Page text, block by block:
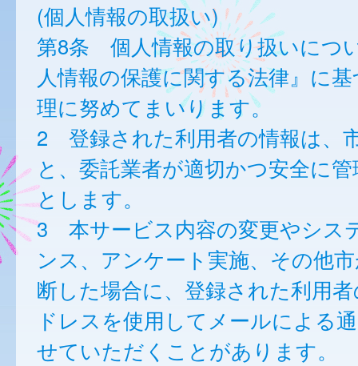
(個人情報の取扱い)
第8条 個人情報の取り扱いにつ
人情報の保護に関する法律』に
理に努めてまいります。
2 登録された利用者の情報は、
と、委託業者が適切かつ安全に
とします。
3 本サービス内容の変更やシス
ンス、アンケート実施、その他
断した場合に、登録された利用
ドレスを使用してメールによる
せていただくことがあります。